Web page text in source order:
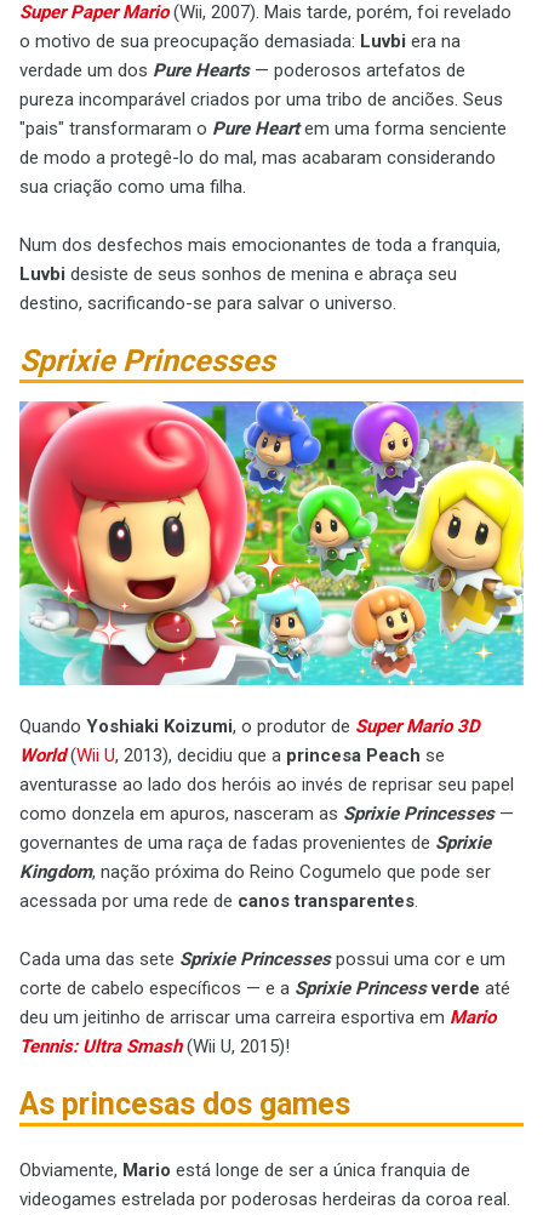
Super Paper Mario(Wii, 2007). Mais tarde, porém, foi revelado
o motivo de sua preocupação demasiada: Luvbi era na
verdade um dos Pure Hearts— poderosos artefatos de
pureza incomparável criados por uma tribo de anciões. Seus
"pais" transformaram o Pure Heartem uma forma senciente
de modo a protegê-lo do mal, mas acabaram considerando
sua criação como uma filha.
Num dos desfechos mais emocionantes de toda a franquia,
Luvbi desiste de seus sonhos de menina e abraça seu
destino, sacrificando-se para salvar o universo.
Sprixie Princesses
Quando Yoshiaki Koizumi, o produtor de Super Mario 3D
World(Wii U, 2013), decidiu que a princesa Peach se
aventurasse ao lado dos heróis ao invés de reprisar seu papel
como donzela em apuros, nasceram as Sprixie Princesses—
governantes de uma raça de fadas provenientes de Sprixie
Kingdom, nação próxima do Reino Cogumelo que pode ser
acessada por uma rede de canos transparentes.
Cada uma das sete Sprixie Princessespossui uma cor e um
corte de cabelo específicos — e a Sprixie Princessverde até
deu um jeitinho de arriscar uma carreira esportiva em Mario
Tennis: Ultra Smash(Wii U, 2015)!
As princesas dos games
Obviamente, Mario está longe de ser a única franquia de
videogames estrelada por poderosas herdeiras da coroa real.